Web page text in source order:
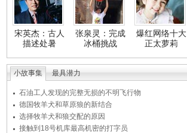
宋英杰：古人
描述处暑
张泉灵：完成
冰桶挑战
爆红网络十大
正太萝莉
小故事集 最具潜力
石油工人发现的完整无损的不明飞行物
德国牧羊犬和草原狼的新结合
选择牧羊犬和狼交配的原因
接触到18号机库最高机密的打字员